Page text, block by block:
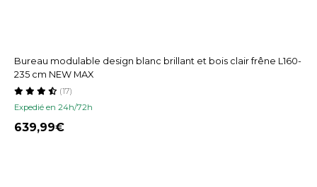
Bureau modulable design blanc brillant et bois clair frêne L160-
235 cm NEW MAX
Expedié en 24h/72h
(17)
639,99